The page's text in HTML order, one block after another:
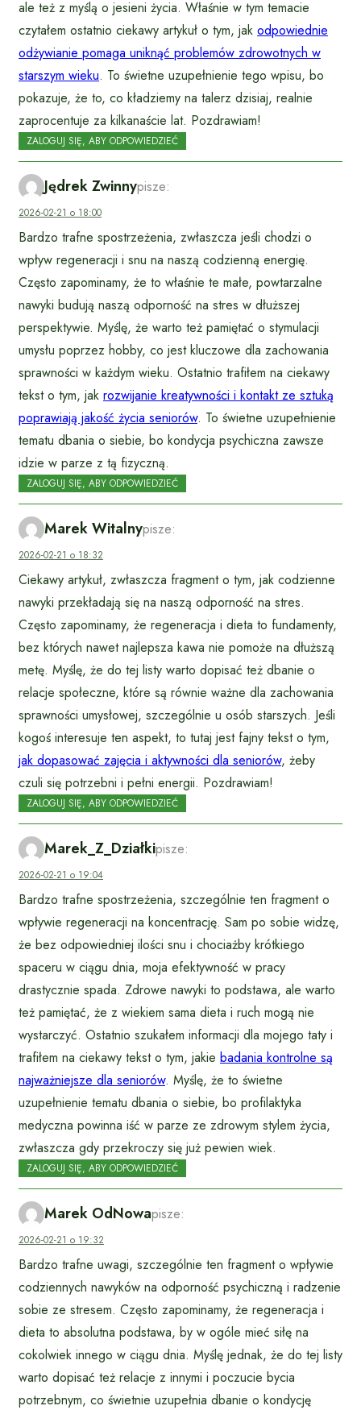
ale też z myślą o jesieni życia. Właśnie w tym temacie
czytałem ostatnio ciekawy artykuł o tym, jak odpowiednie
odżywianie pomaga uniknąć problemów zdrowotnych w
starszym wieku. To świetne uzupełnienie tego wpisu, bo
pokazuje, że to, co kładziemy na talerz dzisiaj, realnie
zaprocentuje za kilkanaście lat. Pozdrawiam!
ZALOGUJ SIĘ, ABY ODPOWIEDZIEĆ
Jędrek Zwinnypisze:
2026-02-21 o 18:00
Bardzo trafne spostrzeżenia, zwłaszcza jeśli chodzi o
wpływ regeneracji i snu na naszą codzienną energię.
Często zapominamy, że to właśnie te małe, powtarzalne
nawyki budują naszą odporność na stres w dłuższej
perspektywie. Myślę, że warto też pamiętać o stymulacji
umysłu poprzez hobby, co jest kluczowe dla zachowania
sprawności w każdym wieku. Ostatnio trafiłem na ciekawy
tekst o tym, jak rozwijanie kreatywności i kontakt ze sztuką
poprawiają jakość życia seniorów. To świetne uzupełnienie
tematu dbania o siebie, bo kondycja psychiczna zawsze
idzie w parze z tą fizyczną.
ZALOGUJ SIĘ, ABY ODPOWIEDZIEĆ
Marek Witalnypisze:
2026-02-21 o 18:32
Ciekawy artykuł, zwłaszcza fragment o tym, jak codzienne
nawyki przekładają się na naszą odporność na stres.
Często zapominamy, że regeneracja i dieta to fundamenty,
bez których nawet najlepsza kawa nie pomoże na dłuższą
metę. Myślę, że do tej listy warto dopisać też dbanie o
relacje społeczne, które są równie ważne dla zachowania
sprawności umysłowej, szczególnie u osób starszych. Jeśli
kogoś interesuje ten aspekt, to tutaj jest fajny tekst o tym,
jak dopasować zajęcia i aktywności dla seniorów, żeby
czuli się potrzebni i pełni energii. Pozdrawiam!
ZALOGUJ SIĘ, ABY ODPOWIEDZIEĆ
Marek_Z_Działkipisze:
2026-02-21 o 19:04
Bardzo trafne spostrzeżenia, szczególnie ten fragment o
wpływie regeneracji na koncentrację. Sam po sobie widzę,
że bez odpowiedniej ilości snu i chociażby krótkiego
spaceru w ciągu dnia, moja efektywność w pracy
drastycznie spada. Zdrowe nawyki to podstawa, ale warto
też pamiętać, że z wiekiem sama dieta i ruch mogą nie
wystarczyć. Ostatnio szukałem informacji dla mojego taty i
trafiłem na ciekawy tekst o tym, jakie badania kontrolne są
najważniejsze dla seniorów. Myślę, że to świetne
uzupełnienie tematu dbania o siebie, bo profilaktyka
medyczna powinna iść w parze ze zdrowym stylem życia,
zwłaszcza gdy przekroczy się już pewien wiek.
ZALOGUJ SIĘ, ABY ODPOWIEDZIEĆ
Marek OdNowapisze:
2026-02-21 o 19:32
Bardzo trafne uwagi, szczególnie ten fragment o wpływie
codziennych nawyków na odporność psychiczną i radzenie
sobie ze stresem. Często zapominamy, że regeneracja i
dieta to absolutna podstawa, by w ogóle mieć siłę na
cokolwiek innego w ciągu dnia. Myślę jednak, że do tej listy
warto dopisać też relacje z innymi i poczucie bycia
potrzebnym, co świetnie uzupełnia dbanie o kondycję